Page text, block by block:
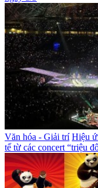
Văn hóa - Giải trí Hiệu
tế từ các concert “triệu